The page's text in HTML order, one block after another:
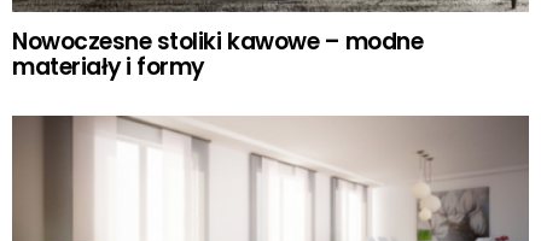
Nowoczesne stoliki kawowe – modne
materiały i formy